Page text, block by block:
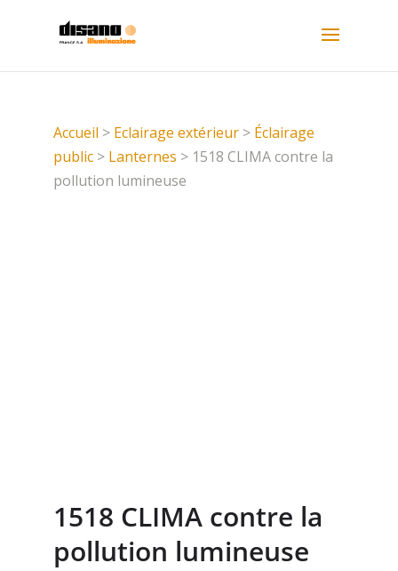
Accueil > Eclairage extérieur> Éclairage
public> Lanternes > 1518 CLIMA contre la
pollution lumineuse
1518 CLIMA contre la
pollution lumineuse